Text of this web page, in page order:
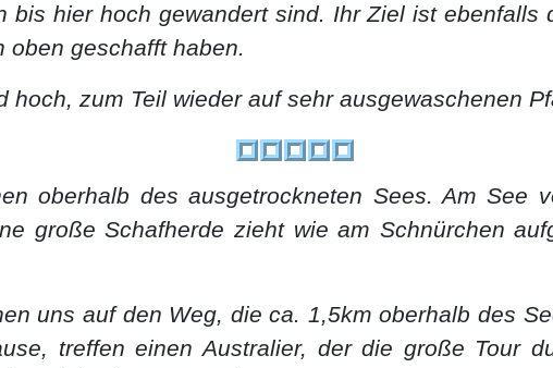
bis hier hoch gewandert sind. Ihr Ziel ist
oben geschafft haben.
zum Teil wieder auf sehr ausgewaschenen
oberhalb des ausgetrockneten Sees. Am See
große Schafherde zieht wie am Schnürchen
uns auf den Weg, die ca. 1,5km oberhalb des
treffen einen Australier, der die große Tour